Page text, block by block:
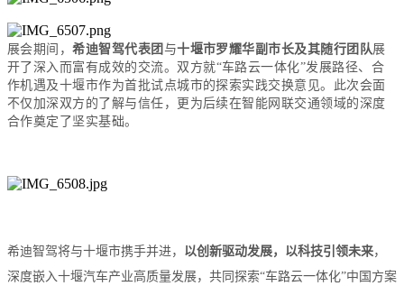
展会期间，希迪智驾代表团 与十堰市罗耀华副市长及其随行团队展
开了深入 而富有成效的 交流。双方就“车路云一体化”发展路径、合
作机遇及十堰市作为首批试点城市的探索实践交换意见。此次会面
不仅加深双方的了解与信任，更为后续在智能网联交通领域的深度
合作奠定了坚实基础。
希迪智驾将与十堰市携手并进， 以创新驱动发展，以科技引领未来，
深度嵌入十堰汽车产业高质量发展，共同探索“车路云一体化”中国方案